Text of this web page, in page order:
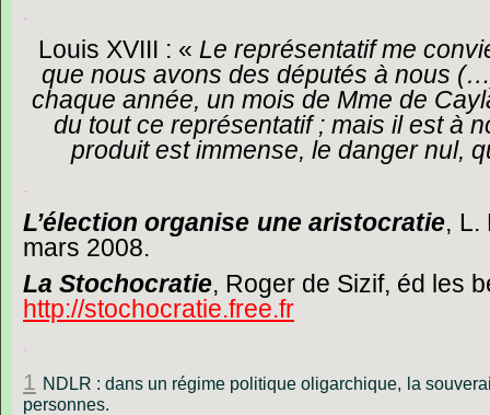
.
Louis XVIII : « Le représentatif me
que nous avons des députés à nous (…
chaque année, un mois de Mme de
du tout ce représentatif ; mais il est à
produit est immense, le danger nul,
.
L’élection organise une aristocratie, L.
mars 2008.
La Stochocratie, Roger de Sizif, éd les
http://stochocratie.free.fr
.
1 NDLR : dans un régime politique oligarchique, la
personnes.